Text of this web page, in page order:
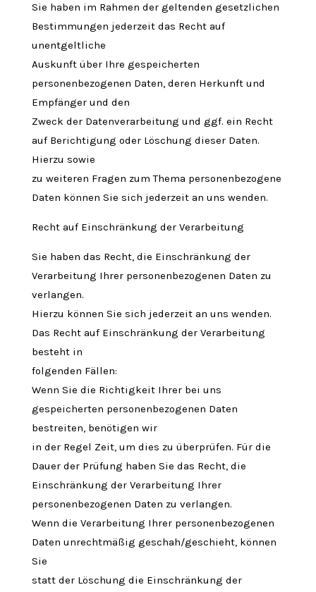
Sie haben im Rahmen der geltenden gesetzlichen
Bestimmungen jederzeit das Recht auf
unentgeltliche
Auskunft über Ihre gespeicherten
personenbezogenen Daten, deren Herkunft und
Empfänger und den
Zweck der Datenverarbeitung und ggf. ein Recht
auf Berichtigung oder Löschung dieser Daten.
Hierzu sowie
zu weiteren Fragen zum Thema personenbezogene
Daten können Sie sich jederzeit an uns wenden.
Recht auf Einschränkung der Verarbeitung
Sie haben das Recht, die Einschränkung der
Verarbeitung Ihrer personenbezogenen Daten zu
verlangen.
Hierzu können Sie sich jederzeit an uns wenden.
Das Recht auf Einschränkung der Verarbeitung
besteht in
folgenden Fällen:
Wenn Sie die Richtigkeit Ihrer bei uns
gespeicherten personenbezogenen Daten
bestreiten, benötigen wir
in der Regel Zeit, um dies zu überprüfen. Für die
Dauer der Prüfung haben Sie das Recht, die
Einschränkung der Verarbeitung Ihrer
personenbezogenen Daten zu verlangen.
Wenn die Verarbeitung Ihrer personenbezogenen
Daten unrechtmäßig geschah/geschieht, können
Sie
statt der Löschung die Einschränkung der